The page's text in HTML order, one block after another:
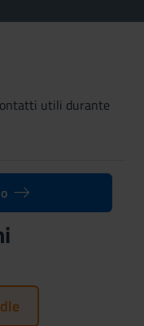
utili durante